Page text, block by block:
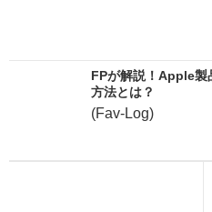
FPが解説！Apple製
方法とは？
(Fav-Log)